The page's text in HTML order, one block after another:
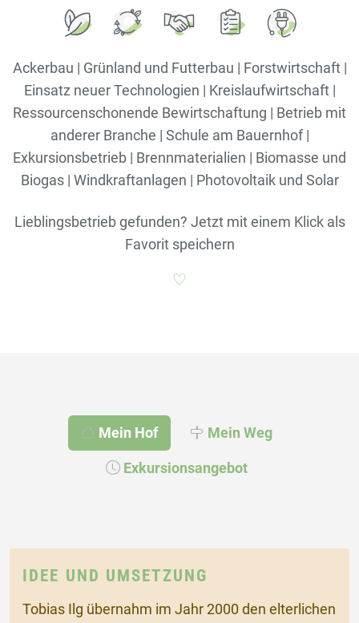
Ackerbau | Grünland und Futterbau | Forstwirtschaft |
Einsatz neuer Technologien | Kreislaufwirtschaft |
Ressourcenschonende Bewirtschaftung | Betrieb mit
anderer Branche | Schule am Bauernhof |
Exkursionsbetrieb | Brennmaterialien | Biomasse und
Biogas | Windkraftanlagen | Photovoltaik und Solar
Lieblingsbetrieb gefunden? Jetzt mit einem Klick als
Favorit speichern
♡
Mein Hof Mein Weg
Exkursionsangebot
IDEE UND UMSETZUNG
Tobias Ilg übernahm im Jahr 2000 den elterlichen